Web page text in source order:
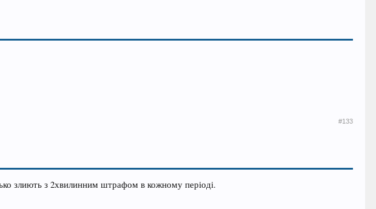
#133
злиють з 2хвилинним штрафом в кожному періоді.